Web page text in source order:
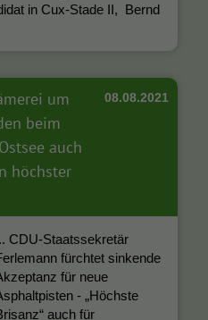
in Cux-Stade II, Bernd
08.08.2021
um
beim
auch
höchster
CDU-Staatssekretär
fürchtet sinkende
für neue
- „Höchste
auch für